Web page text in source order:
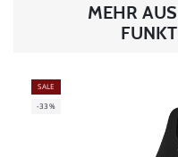
MEHR
SALE
-33%